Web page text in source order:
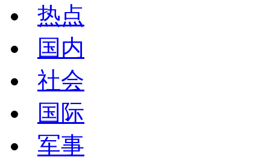
热点
国内
社会
国际
军事